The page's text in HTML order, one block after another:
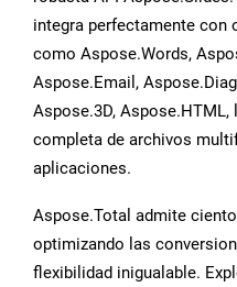
integra perfectamente con
como Aspose.Words,
Aspose.Email,
Aspose.3D,
completa de archivos
aplicaciones.
Aspose.Total admite
optimizando las
flexibilidad inigualable.